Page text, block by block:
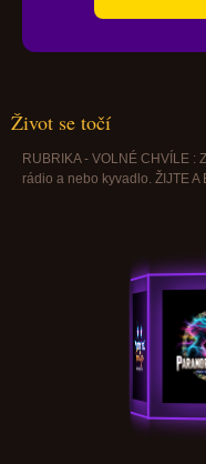
Život se točí
RUBRIKA - VOLNÉ CHVÍLE :
rádio a nebo kyvadlo. ŽIJTE A